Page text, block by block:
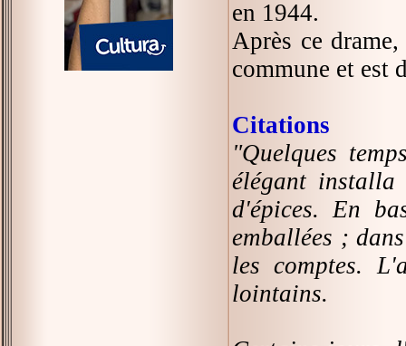
en 1944.
Après ce
commune et est
Citations
"Quelques
élégant
d'épices. En
emballées ;
les comptes.
lointains.